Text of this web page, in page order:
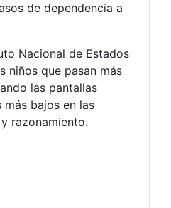
de dependencia a
Nacional de Estados
niños que pasan más
las pantallas
bajos en las
razonamiento.